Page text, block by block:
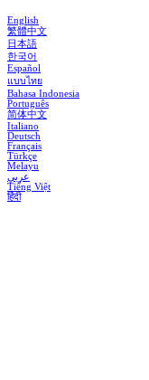
English
繁體中文
日本語
한국어
Español
แบบไทย
Bahasa Indonesia
Português
简体中文
Italiano
Deutsch
Français
Türkçe
Melayu
عربي
Tiếng Việt
हिंदी